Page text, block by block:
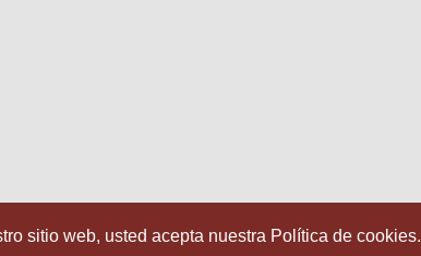
sitio web, usted acepta nuestra Política de cookies.